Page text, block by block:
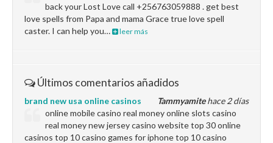
back your Lost Love call +256763059888 . get best
love spells from Papa and mama Grace true love spell
caster. I can help you…
leer más
Últimos comentarios añadidos
Tammyamitehace 2 días
brand new usa online casinos
online mobile casino real money online slots casino
real money new jersey casino website top 30 online
casinos top 10 casino games for iphone top 10 casino